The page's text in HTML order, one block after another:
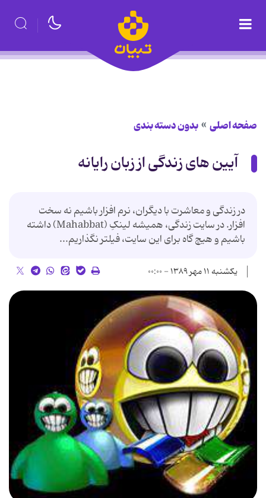
صفحه اصلی بدون دسته بندی
آیین های زندگی از زبان رایانه
در زندگی و معاشرت با دیگران، نرم افزار باشیم نه سخت
افزار. در سایت زندگی، همیشه لینکِ (Mahabbat) داشته
باشیم و هیچ گاه برای این سایت، فیلتر نگذاریم...
یکشنبه ۱۱ مهر ۱۳۸۹ - ۰۰:۰۰